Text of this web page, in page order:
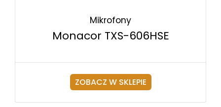
Mikrofony
Monacor TXS-606HSE
ZOBACZ W SKLEPIE